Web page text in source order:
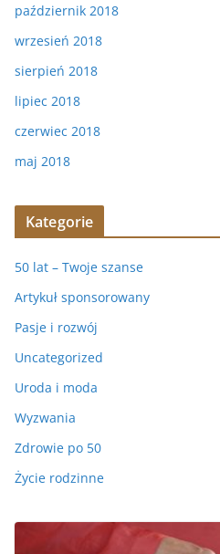
październik 2018
wrzesień 2018
sierpień 2018
lipiec 2018
czerwiec 2018
maj 2018
Kategorie
50 lat – Twoje szanse
Artykuł sponsorowany
Pasje i rozwój
Uncategorized
Uroda i moda
Wyzwania
Zdrowie po 50
Życie rodzinne